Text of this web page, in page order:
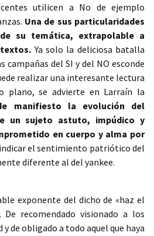
utilicen a No de ejemplo
Una de sus particularidades
su temática, extrapolable a
Ya solo la deliciosa batalla
del SI y del NO esconde
realizar una interesante lectura
plano, se advierte en Larraín la
manifiesto la evolución del
un sujeto astuto, impúdico y
en cuerpo y alma por
el sentimiento patriótico del
diferente al del yankee.
exponente del dicho de «haz el
recomendado visionado a los
de obligado a todo aquel que haya